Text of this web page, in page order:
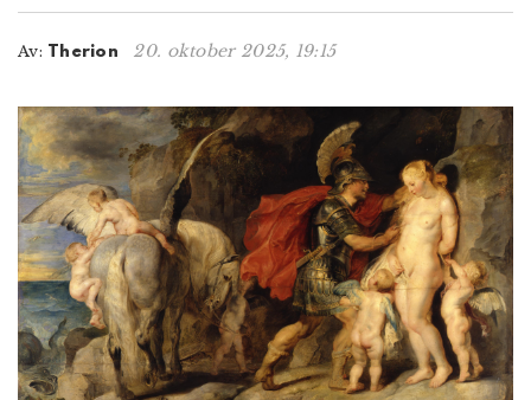
g
t
i
n
Av: Therion 20. oktober 2025, 19:15